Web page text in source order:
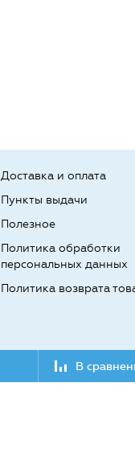
Доставка и оплата
Пункты выдачи
Полезное
Политика обработки
персональных данных
Политика возврата
В